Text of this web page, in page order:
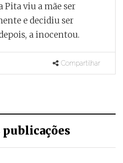
Pita viu a mãe ser
e decidiu ser
a inocentou.
Compartilhar